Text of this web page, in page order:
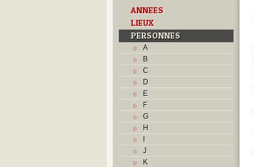
ANNEES
LIEUX
PERSONNES
A
B
C
D
E
F
G
H
I
J
K